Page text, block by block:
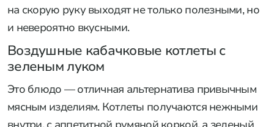
на скорую руку выходят не только полезными, но
и невероятно вкусными.
Воздушные кабачковые котлеты с
зеленым луком
Это блюдо — отличная альтернатива привычным
мясным изделиям. Котлеты получаются нежными